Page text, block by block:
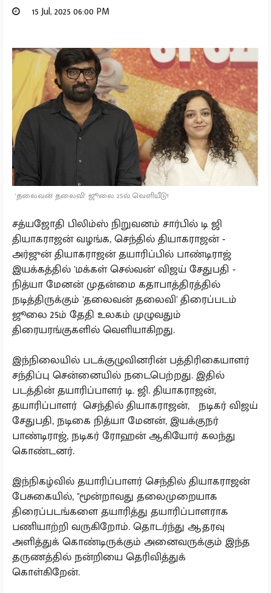
15 Jul, 2025 06:00 PM
'தலைவன் தலைவி' ஜூலை 25ல் வெளியீடு!
சத்யஜோதி பிலிம்ஸ் நிறுவனம் சார்பில் டி ஜி
தியாகராஜன் வழங்க, செந்தில் தியாகராஜன் -
அர்ஜுன் தியாகராஜன் தயாரிப்பில் பாண்டிராஜ்
இயக்கத்தில் 'மக்கள் செல்வன்' விஜய் சேதுபதி -
நித்யா மேனன் முதன்மை கதாபாத்திரத்தில்
நடித்திருக்கும் 'தலைவன் தலைவி' திரைப்படம்
ஜூலை 25ம் தேதி உலகம் முழுவதும்
திரையரங்குகளில் வெளியாகிறது.
இந்நிலையில் படக்குழுவினரின் பத்திரிகையாளர்
சந்திப்பு சென்னையில் நடைபெற்றது. இதில்
படத்தின் தயாரிப்பாளர் டி. ஜி. தியாகராஜன்,
தயாரிப்பாளர் செந்தில் தியாகராஜன், நடிகர் விஜய்
சேதுபதி, நடிகை நித்யா மேனன், இயக்குநர்
பாண்டிராஜ், நடிகர் ரோஹன் ஆகியோர் கலந்து
கொண்டனர்.
இந்நிகழ்வில் தயாரிப்பாளர் செந்தில் தியாகராஜன்
பேசுகையில், ''மூன்றாவது தலைமுறையாக
திரைப்படங்களை தயாரித்து தயாரிப்பாளராக
பணியாற்றி வருகிறோம். தொடர்ந்து ஆதரவு
அளித்துக் கொண்டிருக்கும் அனைவருக்கும் இந்த
தருணத்தில் நன்றியை தெரிவித்துக்
கொள்கிறேன்.